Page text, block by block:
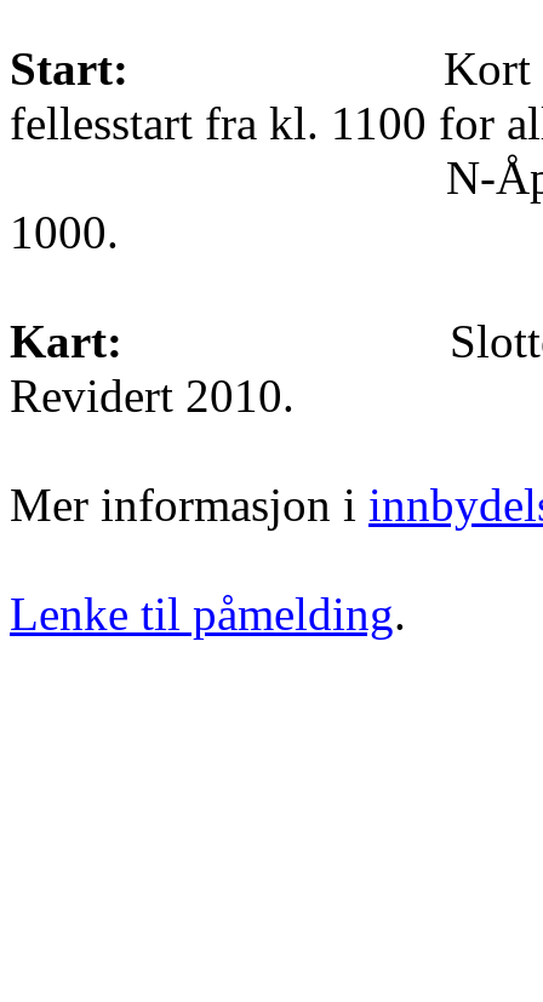
Start: Kort
fellesstart fra kl. 1100 for
N-Åpen. N-
1000.
Kart:
Revidert 2010.
Mer informasjon i
Lenke til påmelding.